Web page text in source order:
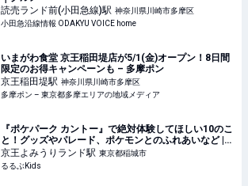
読売ランド前(小田急線)駅 神奈川県川崎市多摩区
小田急沿線情報 ODAKYU VOICE home
いまがわ食堂 京王稲田堤店が5/1(金)オープン！8日間
限定のお得キャンペーンも – 多摩ポン
京王稲田堤駅 神奈川県川崎市多摩区
多摩ポン – 東京都多摩エリアの地域メディア
『ポケパーク カントー』で絶対体験してほしい10のこ
と！グッズやパレード、ポケモンとのふれあいなど |
るるぶKids
京王よみうりランド駅 東京都稲城市
るるぶKids